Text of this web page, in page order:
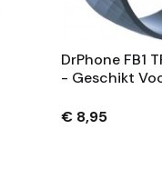
DrPhone FB1
- Geschikt
Armband –
€ 8,95